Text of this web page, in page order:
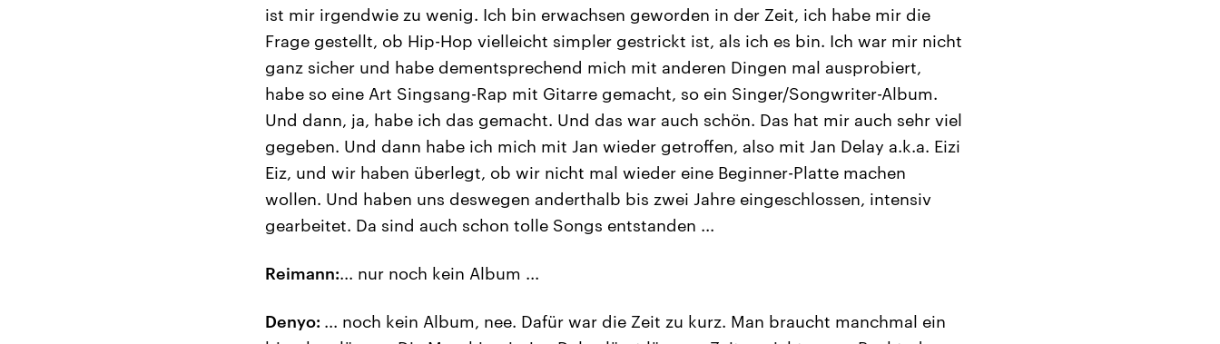
ist mir irgendwie zu wenig. Ich bin erwachsen geworden in der Zeit, ich habe mir die
Frage gestellt, ob Hip-Hop vielleicht simpler gestrickt ist, als ich es bin. Ich war mir nicht
ganz sicher und habe dementsprechend mich mit anderen Dingen mal ausprobiert,
habe so eine Art Singsang-Rap mit Gitarre gemacht, so ein Singer/Songwriter-Album.
Und dann, ja, habe ich das gemacht. Und das war auch schön. Das hat mir auch sehr viel
gegeben. Und dann habe ich mich mit Jan wieder getroffen, also mit Jan Delay a.k.a. Eizi
Eiz, und wir haben überlegt, ob wir nicht mal wieder eine Beginner-Platte machen
wollen. Und haben uns deswegen anderthalb bis zwei Jahre eingeschlossen, intensiv
gearbeitet. Da sind auch schon tolle Songs entstanden ...
Reimann:... nur noch kein Album ...
Denyo: ... noch kein Album, nee. Dafür war die Zeit zu kurz. Man braucht manchmal ein